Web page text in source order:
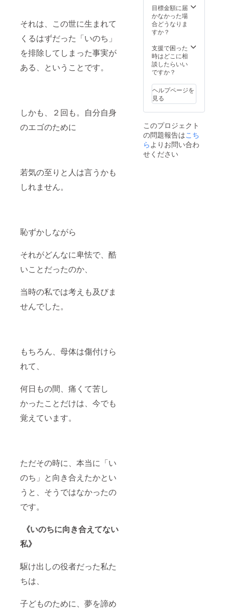
それは、この世に生まれて
くるはずだった「いのち」
を排除してしまった事実が
ある、ということです。
しかも、２回も。自分自身
のエゴのために
若気の至りと人は言うかも
しれません。
恥ずかしながら
それがどんなに卑怯で、酷
いことだったのか、
当時の私では考えも及びま
せんでした。
もちろん、母体は傷付けら
れて、
何日もの間、痛くて苦し
かったことだけは、今でも
覚えています。
ただその時に、本当に「い
のち」と向き合えたかとい
うと、そうではなかったの
です。
《いのちに向き合えてない
私》
駆け出しの役者だった私た
ちは、
子どものために、夢を諦め
ている
方にお
すすめ
上手く
いかな
い ・
SNSで
化が難
しい ・
思うよ
うに商
れない
・ビジ
ネスの
中で壁
がある
費用に
含まれ
ます ）
※日時の
メー
ル、
メッ
セージ
相談さ
せてく
ださい
※読み聞
所の確
保や許
可取り
等が必
要な場
目標金額に届
かなかった場
合どうなりま
すか？
支援で困った
時はどこに相
談したらいい
ですか？
ヘルプページを
見る
このプロジェクト
の問題報告はこち
ら よりお問い合わ
せください